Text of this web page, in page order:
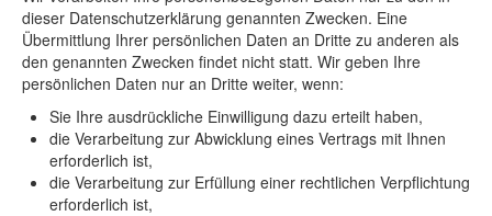
dieser Datenschutzerklärung genannten Zwecken. Eine
Übermittlung Ihrer persönlichen Daten an Dritte zu anderen als
den genannten Zwecken findet nicht statt. Wir geben Ihre
persönlichen Daten nur an Dritte weiter, wenn:
Sie Ihre ausdrückliche Einwilligung dazu erteilt haben,
die Verarbeitung zur Abwicklung eines Vertrags mit Ihnen
erforderlich ist,
die Verarbeitung zur Erfüllung einer rechtlichen Verpflichtung
erforderlich ist,